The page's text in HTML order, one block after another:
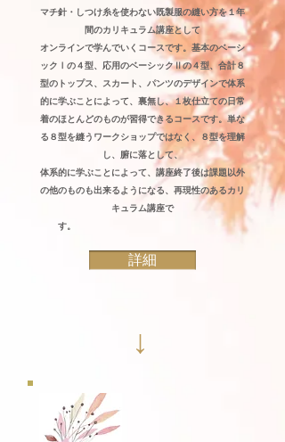
マチ針・しつけ糸を使わない既製服の縫い方を１年
間のカリキュラム講座として
オンラインで学んでいくコースです。基本のベーシ
ックⅠの４型、応用のベーシックⅡの４型、合計８
型のトップス、スカート、パンツのデザインで体系
的に学ぶことによって、裏無し、１枚仕立ての日常
着のほとんどのものが習得できるコースです。単な
る８型を縫うワークショップではなく、８型を理解
し、腑に落として、
体系的に学ぶことによって、講座終了後は課題以外
の他のものも出来るようになる、再現性のあるカリ
キュラム講座で
す。
詳細
↓